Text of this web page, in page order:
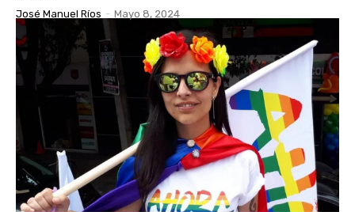
José Manuel Ríos - Mayo 8, 2024